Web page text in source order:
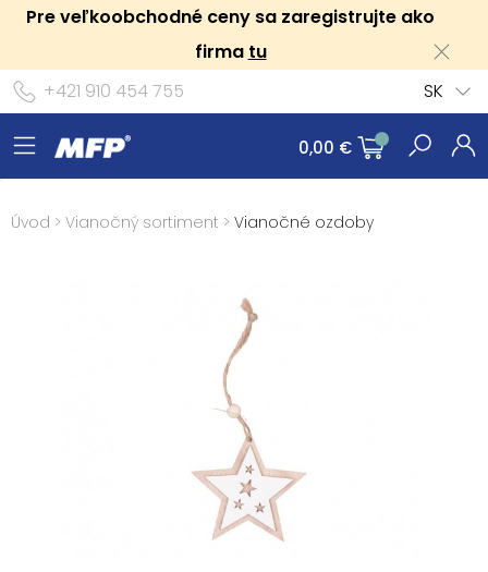
Pre veľkoobchodné ceny sa zaregistrujte ako
firma tu
+421 910 454 755
SK
0,00 €
Úvod > Vianočný sortiment > Vianočné ozdoby